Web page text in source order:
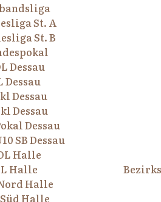
St. A
St. B
Dessau
Dessau
Dessau
Dessau
Dessau
SB Dessau
Halle
Halle
Halle
Halle